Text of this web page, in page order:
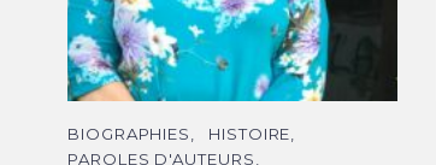
Sylvie Braibant © DR
C
A
BIOGRAPHIES
HISTOIRE
PAROLES D'AUTEURS